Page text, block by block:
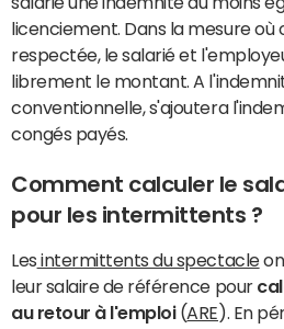
licenciement. Dans la mesure
respectée, le salarié et
librement le montant. A
conventionnelle, s'ajoutera
congés payés.
Comment calculer le
pour les intermittents ?
Les intermittents du spectacle
leur salaire de référence pour
au retour à l'emploi(ARE ). En